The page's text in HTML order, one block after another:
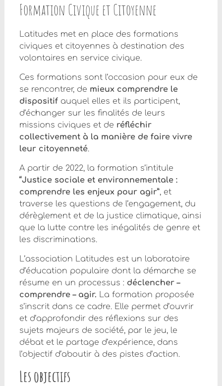
Formation Civique et Citoyenne
Latitudes met en place des formations
civiques et citoyennes à destination des
volontaires en service civique.
Ces formations sont l’occasion pour eux de
se rencontrer, de mieux comprendre le
dispositifauquel elles et ils participent,
d’échanger sur les finalités de leurs
missions civiques et de réfléchir
collectivement à la manière de faire vivre
leur citoyenneté.
A partir de 2022, la formation s’intitule
“Justice sociale et environnementale :
comprendre les enjeux pour agir”, et
traverse les questions de l’engagement, du
dérèglement et de la justice climatique, ainsi
que la lutte contre les inégalités de genre et
les discriminations.
L’association Latitudes est un laboratoire
d’éducation populaire dont la démarche se
résume en un processus : déclencher –
comprendre – agir. La formation proposée
s’inscrit dans ce cadre. Elle permet d’ouvrir
et d’approfondir des réflexions sur des
sujets majeurs de société, par le jeu, le
débat et le partage d’expérience, dans
l’objectif d’aboutir à des pistes d’action.
Les objectifs